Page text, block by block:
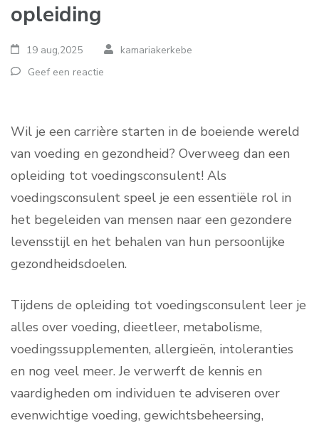
opleiding
19 aug,2025
kamariakerkebe
Geef een reactie
Wil je een carrière starten in de boeiende wereld
van voeding en gezondheid? Overweeg dan een
opleiding tot voedingsconsulent! Als
voedingsconsulent speel je een essentiële rol in
het begeleiden van mensen naar een gezondere
levensstijl en het behalen van hun persoonlijke
gezondheidsdoelen.
Tijdens de opleiding tot voedingsconsulent leer je
alles over voeding, dieetleer, metabolisme,
voedingssupplementen, allergieën, intoleranties
en nog veel meer. Je verwerft de kennis en
vaardigheden om individuen te adviseren over
evenwichtige voeding, gewichtsbeheersing,